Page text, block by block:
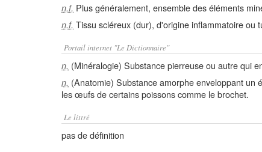
n.f. Plus généralement, ensemble des éléments
n.f. Tissu scléreux (dur), d'origine inflammatoire ou
Portail internet "Le Dictionnaire"
n. (Minéralogie) Substance pierreuse ou autre qui
n. (Anatomie) Substance amorphe enveloppant un
les œufs de certains poissons comme le brochet.
Le littré
pas de définition